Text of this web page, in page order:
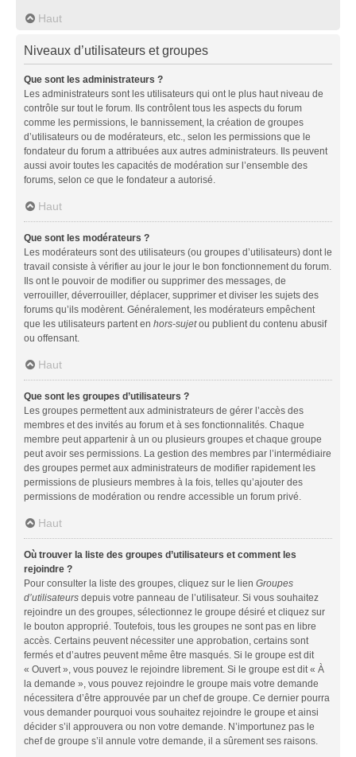
Haut
Niveaux d’utilisateurs et groupes
Que sont les administrateurs ?
Les administrateurs sont les utilisateurs qui ont le plus haut niveau de
contrôle sur tout le forum. Ils contrôlent tous les aspects du forum
comme les permissions, le bannissement, la création de groupes
d’utilisateurs ou de modérateurs, etc., selon les permissions que le
fondateur du forum a attribuées aux autres administrateurs. Ils peuvent
aussi avoir toutes les capacités de modération sur l’ensemble des
forums, selon ce que le fondateur a autorisé.
Haut
Que sont les modérateurs ?
Les modérateurs sont des utilisateurs (ou groupes d’utilisateurs) dont le
travail consiste à vérifier au jour le jour le bon fonctionnement du forum.
Ils ont le pouvoir de modifier ou supprimer des messages, de
verrouiller, déverrouiller, déplacer, supprimer et diviser les sujets des
forums qu’ils modèrent. Généralement, les modérateurs empêchent
que les utilisateurs partent en hors-sujetou publient du contenu abusif
ou offensant.
Haut
Que sont les groupes d’utilisateurs ?
Les groupes permettent aux administrateurs de gérer l’accès des
membres et des invités au forum et à ses fonctionnalités. Chaque
membre peut appartenir à un ou plusieurs groupes et chaque groupe
peut avoir ses permissions. La gestion des membres par l’intermédiaire
des groupes permet aux administrateurs de modifier rapidement les
permissions de plusieurs membres à la fois, telles qu’ajouter des
permissions de modération ou rendre accessible un forum privé.
Haut
Où trouver la liste des groupes d’utilisateurs et comment les
rejoindre ?
Pour consulter la liste des groupes, cliquez sur le lien Groupes
d’utilisateurs depuis votre panneau de l’utilisateur. Si vous souhaitez
rejoindre un des groupes, sélectionnez le groupe désiré et cliquez sur
le bouton approprié. Toutefois, tous les groupes ne sont pas en libre
accès. Certains peuvent nécessiter une approbation, certains sont
fermés et d’autres peuvent même être masqués. Si le groupe est dit
« Ouvert », vous pouvez le rejoindre librement. Si le groupe est dit « À
la demande », vous pouvez rejoindre le groupe mais votre demande
nécessitera d’être approuvée par un chef de groupe. Ce dernier pourra
vous demander pourquoi vous souhaitez rejoindre le groupe et ainsi
décider s’il approuvera ou non votre demande. N’importunez pas le
chef de groupe s’il annule votre demande, il a sûrement ses raisons.